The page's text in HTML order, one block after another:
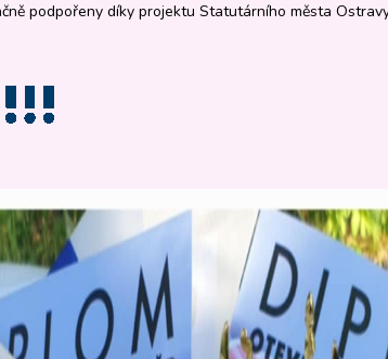
podpořeny díky projektu Statutárního města